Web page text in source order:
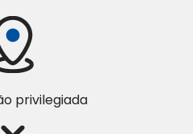
privilegiada